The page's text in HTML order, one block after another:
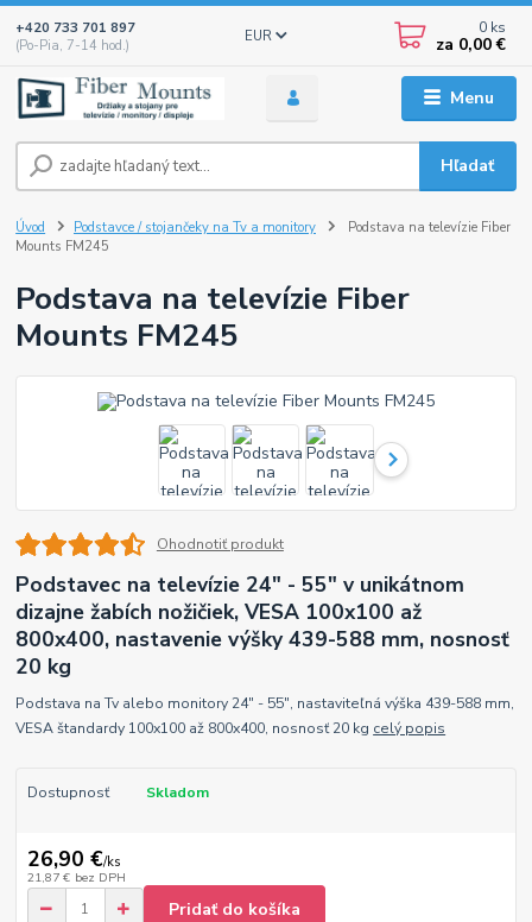
Menu
EUR
Hľadať
+420 733 701 897
(Po-Pia, 7-14 hod.)
0 ks
za 0,00 €
Úvod Podstavce / stojančeky na Tv a monitory
Podstava na televízie Fiber
Mounts FM245
Podstava na televízie Fiber
Mounts FM245
Ohodnotiť produkt
Podstavec na televízie 24" - 55" v unikátnom
dizajne žabích nožičiek, VESA 100x100 až
800x400, nastavenie výšky 439-588 mm, nosnosť
20 kg
Podstava na Tv alebo monitory 24" - 55", nastaviteľná výška 439-588 mm,
VESA štandardy 100x100 až 800x400, nosnosť 20 kg celý popis
Dostupnosť Skladom
26,90 €/ks
21,87 € bez DPH
Pridať do košíka